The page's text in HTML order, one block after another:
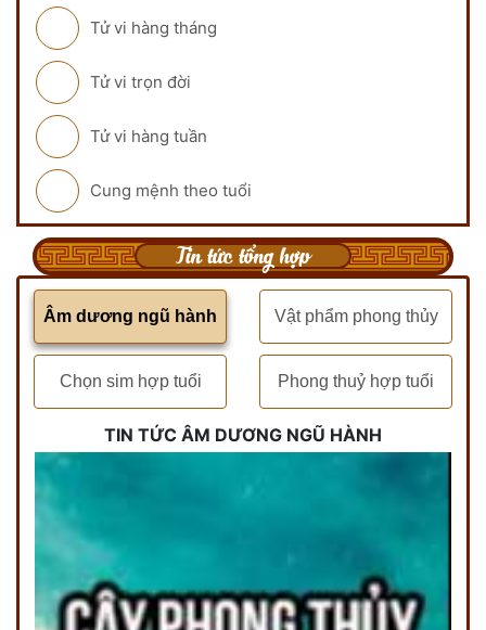
Tử vi hàng tháng
Tử vi trọn đời
Tử vi hàng tuần
Cung mệnh theo tuổi
Tin tức tổng hợp
Âm dương ngũ hành Vật phẩm phong thủy
Chọn sim hợp tuổi Phong thuỷ hợp tuổi
TIN TỨC ÂM DƯƠNG NGŨ HÀNH